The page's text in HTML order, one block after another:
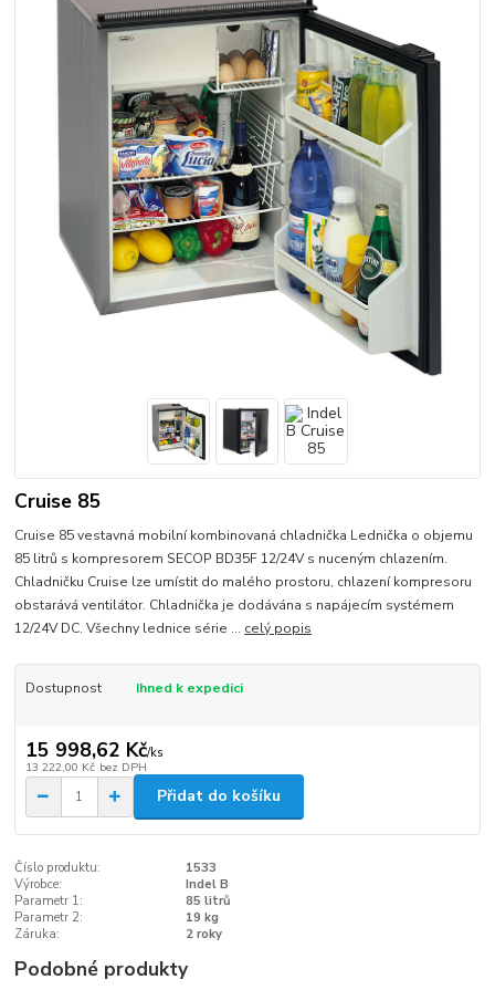
Cruise 85
Cruise 85 vestavná mobilní kombinovaná chladnička Lednička o objemu
85 litrů s kompresorem SECOP BD35F 12/24V s nuceným chlazením.
Chladničku Cruise lze umístit do malého prostoru, chlazení kompresoru
obstarává ventilátor. Chladnička je dodávána s napájecím systémem
12/24V DC. Všechny lednice série ... celý popis
Dostupnost Ihned k expedici
15 998,62 Kč/ks
13 222,00 Kč bez DPH
Přidat do košíku
Číslo produktu:
1533
Výrobce:
Indel B
Parametr 1:
85 litrů
Parametr 2:
19 kg
Záruka:
2 roky
Podobné produkty